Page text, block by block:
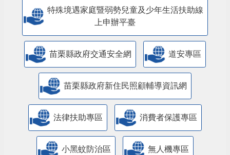
特殊境遇家庭暨弱勢兒童及少年生活扶助線
上申辦平臺
苗栗縣政府交通安全網 道安專區
苗栗縣政府新住民照顧輔導資訊網
法律扶助專區 消費者保護專區
小黑蚊防治區 無人機專區